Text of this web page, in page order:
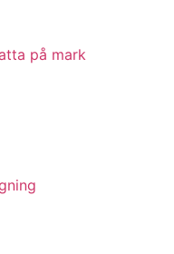
på mark